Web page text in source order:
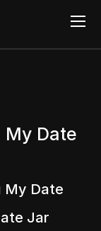
Date
My Date
Jar